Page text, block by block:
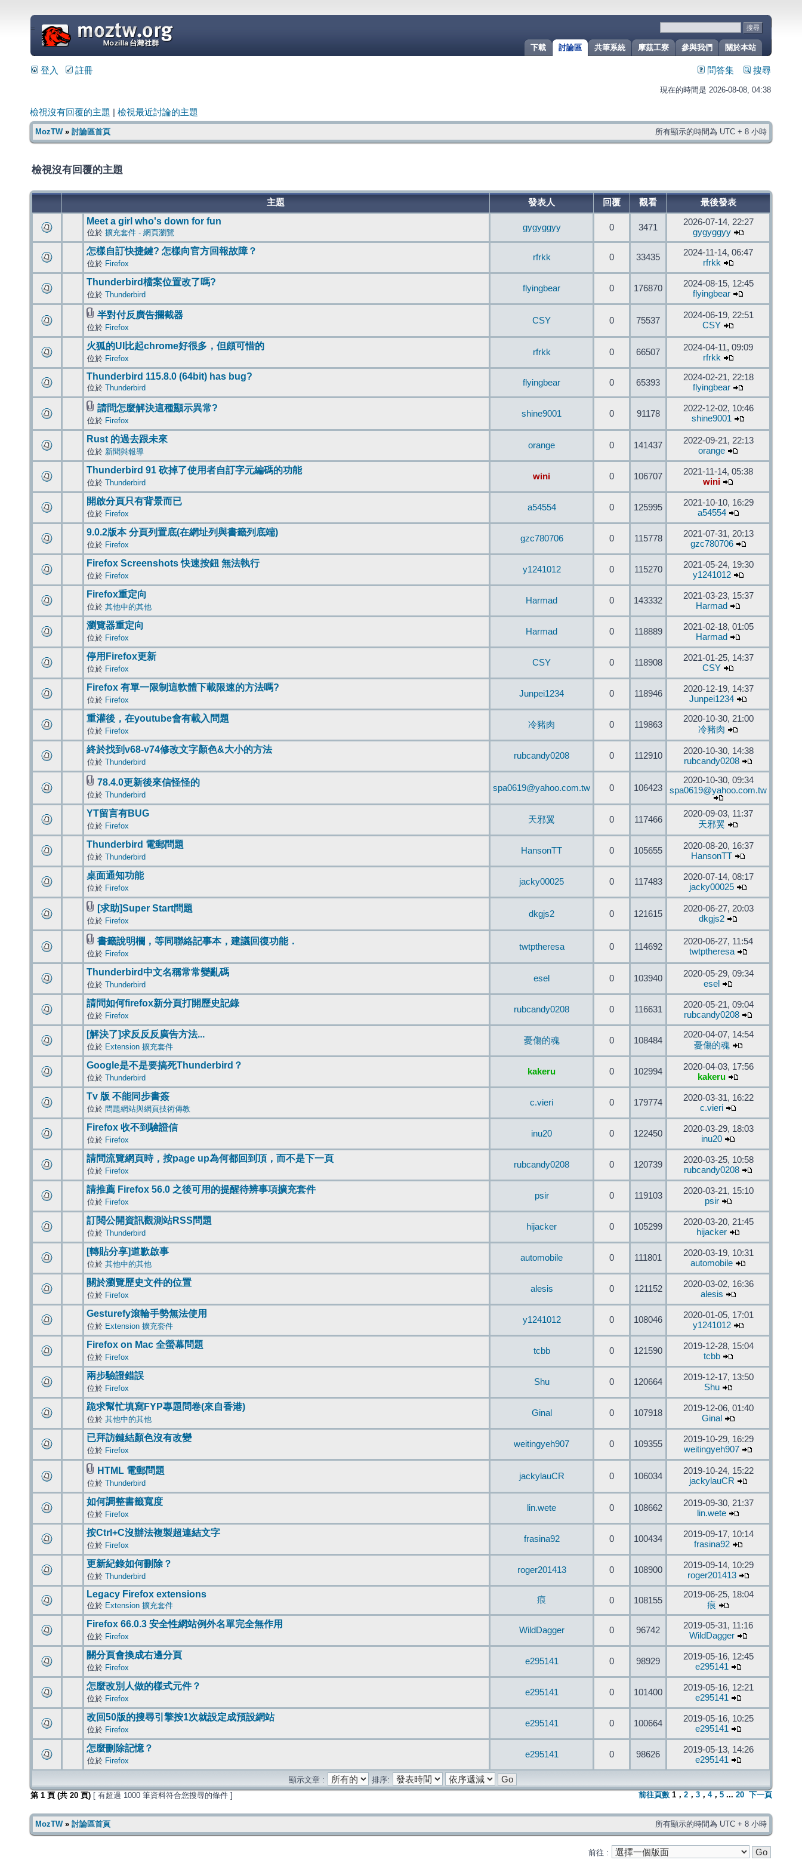
關於本站
參與我們
摩茲工寮
共筆系統
討論區
下載
=
登入 註冊 問答集 搜尋
現在的時間是 2026-08-08, 04:38
檢視沒有回覆的主題 檢視最近討論的主題
MozTW» 討論區首頁 所有顯示的時間為 UTC + 8 小時
檢視沒有回覆的主題
主題 發表人 回覆 觀看 最後發表
Meet a girl who's down for fun
位於 擴充套件 - 網頁瀏覽
gygyggyy 0 3471
2026-07-14, 22:27
gygyggyy
怎樣自訂快捷鍵? 怎樣向官方回報故障？
位於 Firefox
rfrkk 0 33435
2024-11-14, 06:47
rfrkk
Thunderbird檔案位置改了嗎?
位於 Thunderbird
flyingbear 0 176870
2024-08-15, 12:45
flyingbear
半對付反廣告攔截器
位於 Firefox
CSY 0 75537
2024-06-19, 22:51
CSY
火狐的UI比起chrome好很多，但頗可惜的
位於 Firefox
rfrkk 0 66507
2024-04-11, 09:09
rfrkk
Thunderbird 115.8.0 (64bit) has bug?
位於 Thunderbird
flyingbear 0 65393
2024-02-21, 22:18
flyingbear
請問怎麼解決這種顯示異常?
位於 Firefox
shine9001 0 91178
2022-12-02, 10:46
shine9001
Rust 的過去跟未來
位於 新聞與報導
orange 0 141437
2022-09-21, 22:13
orange
Thunderbird 91 砍掉了使用者自訂字元編碼的功能
位於 Thunderbird
wini 0 106707
2021-11-14, 05:38
wini
開啟分頁只有背景而已
位於 Firefox
a54554 0 125995
2021-10-10, 16:29
a54554
9.0.2版本 分頁列置底(在網址列與書籤列底端)
位於 Firefox
gzc780706 0 115778
2021-07-31, 20:13
gzc780706
Firefox Screenshots 快速按鈕 無法執行
位於 Firefox
y1241012 0 115270
2021-05-24, 19:30
y1241012
Firefox重定向
位於 其他中的其他
Harmad 0 143332
2021-03-23, 15:37
Harmad
瀏覽器重定向
位於 Firefox
Harmad 0 118889
2021-02-18, 01:05
Harmad
停用Firefox更新
位於 Firefox
CSY 0 118908
2021-01-25, 14:37
CSY
Firefox 有單一限制這軟體下載限速的方法嗎?
位於 Firefox
Junpei1234 0 118946
2020-12-19, 14:37
Junpei1234
重灌後，在youtube會有載入問題
位於 Firefox
冷豬肉 0 119863
2020-10-30, 21:00
冷豬肉
終於找到v68-v74修改文字顏色&大小的方法
位於 Thunderbird
rubcandy0208 0 112910
2020-10-30, 14:38
rubcandy0208
78.4.0更新後來信怪怪的
位於 Thunderbird
spa0619@yahoo.com.tw 0 106423
2020-10-30, 09:34
spa0619@yahoo.com.tw
YT留言有BUG
位於 Firefox
天邪翼 0 117466
2020-09-03, 11:37
天邪翼
Thunderbird 電郵問題
位於 Thunderbird
HansonTT 0 105655
2020-08-20, 16:37
HansonTT
桌面通知功能
位於 Firefox
jacky00025 0 117483
2020-07-14, 08:17
jacky00025
[求助]Super Start問題
位於 Firefox
dkgjs2 0 121615
2020-06-27, 20:03
dkgjs2
書籤說明欄，等同聯絡記事本，建議回復功能．
位於 Firefox
twtptheresa 0 114692
2020-06-27, 11:54
twtptheresa
Thunderbird中文名稱常常變亂碼
位於 Thunderbird
esel 0 103940
2020-05-29, 09:34
esel
請問如何firefox新分頁打開歷史記錄
位於 Firefox
rubcandy0208 0 116631
2020-05-21, 09:04
rubcandy0208
[解決了]求反反反廣告方法...
位於 Extension 擴充套件
憂傷的魂 0 108484
2020-04-07, 14:54
憂傷的魂
Google是不是要搞死Thunderbird？
位於 Thunderbird
kakeru 0 102994
2020-04-03, 17:56
kakeru
Tv 版 不能同步書簽
位於 問題網站與網頁技術傳教
c.vieri 0 179774
2020-03-31, 16:22
c.vieri
Firefox 收不到驗證信
位於 Firefox
inu20 0 122450
2020-03-29, 18:03
inu20
請問流覽網頁時，按page up為何都回到頂，而不是下一頁
位於 Firefox
rubcandy0208 0 120739
2020-03-25, 10:58
rubcandy0208
請推薦 Firefox 56.0 之後可用的提醒待辨事項擴充套件
位於 Firefox
psir 0 119103
2020-03-21, 15:10
psir
訂閱公開資訊觀測站RSS問題
位於 Thunderbird
hijacker 0 105299
2020-03-20, 21:45
hijacker
[轉貼分享]道歉啟事
位於 其他中的其他
automobile 0 111801
2020-03-19, 10:31
automobile
關於瀏覽歷史文件的位置
位於 Firefox
alesis 0 121152
2020-03-02, 16:36
alesis
Gesturefy滾輪手勢無法使用
位於 Extension 擴充套件
y1241012 0 108046
2020-01-05, 17:01
y1241012
Firefox on Mac 全螢幕問題
位於 Firefox
tcbb 0 121590
2019-12-28, 15:04
tcbb
兩步驗證錯誤
位於 Firefox
Shu 0 120664
2019-12-17, 13:50
Shu
跪求幫忙填寫FYP專題問卷(來自香港)
位於 其他中的其他
Ginal 0 107918
2019-12-06, 01:40
Ginal
已拜訪鏈結顏色沒有改變
位於 Firefox
weitingyeh907 0 109355
2019-10-29, 16:29
weitingyeh907
HTML 電郵問題
位於 Thunderbird
jackylauCR 0 106034
2019-10-24, 15:22
jackylauCR
如何調整書籤寬度
位於 Firefox
lin.wete 0 108662
2019-09-30, 21:37
lin.wete
按Ctrl+C沒辦法複製超連結文字
位於 Firefox
frasina92 0 100434
2019-09-17, 10:14
frasina92
更新紀錄如何刪除？
位於 Thunderbird
roger201413 0 108900
2019-09-14, 10:29
roger201413
Legacy Firefox extensions
位於 Extension 擴充套件
痕 0 108155
2019-06-25, 18:04
痕
Firefox 66.0.3 安全性網站例外名單完全無作用
位於 Firefox
WildDagger 0 96742
2019-05-31, 11:16
WildDagger
關分頁會換成右邊分頁
位於 Firefox
e295141 0 98929
2019-05-16, 12:45
e295141
怎麼改別人做的樣式元件？
位於 Firefox
e295141 0 101400
2019-05-16, 12:21
e295141
改回50版的搜尋引擎按1次就設定成預設網站
位於 Firefox
e295141 0 100664
2019-05-16, 10:25
e295141
怎麼刪除記憶？
位於 Firefox
e295141 0 98626
2019-05-13, 14:26
e295141
顯示文章 :
排序:
第 1 頁 (共 20 頁) [ 有超過 1000 筆資料符合您搜尋的條件 ] 前往頁數 1 ， 2 ， 3 ， 4， 5 ... 20 下一頁
MozTW» 討論區首頁 所有顯示的時間為 UTC + 8 小時
前往 :